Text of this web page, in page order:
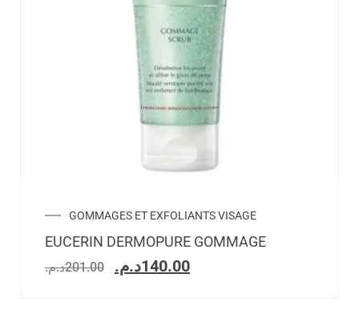
GOMMAGES ET EXFOLIANTS VISAGE
EUCERIN DERMOPURE GOMMAGE
201.00د.م. 140.00د.م.